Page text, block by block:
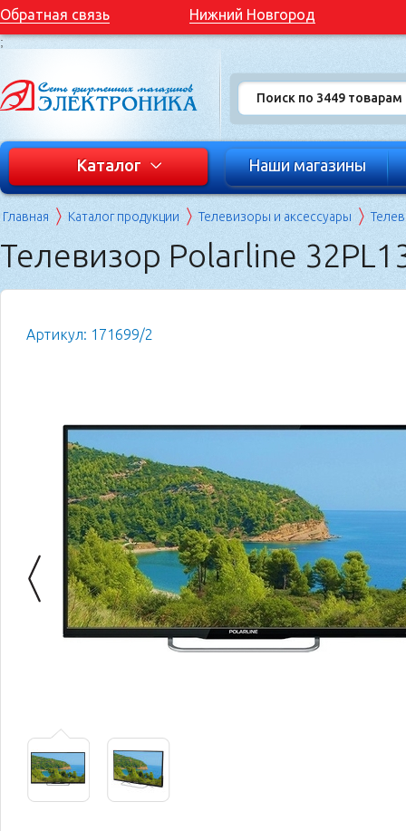
Обратная связь Нижний Новгород
;
Каталог Наши магазины
Главная Каталог продукции Телевизоры и аксессуары
Телевизор Polarline
Артикул: 171699/2